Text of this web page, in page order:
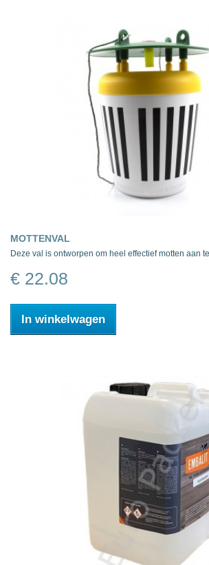
MOTTENVAL
Deze val is ontworpen om heel effectief motten aan
€ 22.08
In winkelwagen